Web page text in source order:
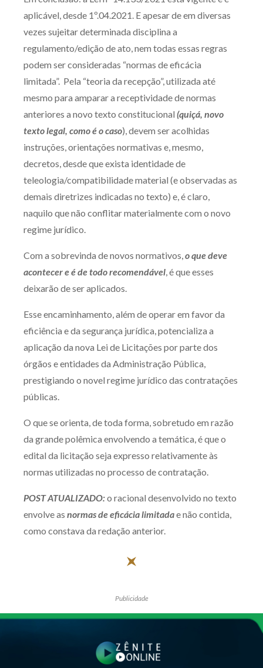
aplicável, desde 1º.04.2021. E apesar de em diversas
vezes sujeitar determinada disciplina a
regulamento/edição de ato, nem todas essas regras
podem ser consideradas “normas de eficácia
limitada”. Pela “teoria da recepção”, utilizada até
mesmo para amparar a receptividade de normas
anteriores a novo texto constitucional (quiçá, novo
texto legal, como é o caso), devem ser acolhidas
instruções, orientações normativas e, mesmo,
decretos, desde que exista identidade de
teleologia/compatibilidade material (e observadas as
demais diretrizes indicadas no texto) e, é claro,
naquilo que não conflitar materialmente com o novo
regime jurídico.
Com a sobrevinda de novos normativos,o que deve
acontecer e é de todo recomendável, é que esses
deixarão de ser aplicados.
Esse encaminhamento, além de operar em favor da
eficiência e da segurança jurídica, potencializa a
aplicação da nova Lei de Licitações por parte dos
órgãos e entidades da Administração Pública,
prestigiando o novel regime jurídico das contratações
públicas.
O que se orienta, de toda forma, sobretudo em razão
da grande polêmica envolvendo a temática, é que o
edital da licitação seja expresso relativamente às
normas utilizadas no processo de contratação.
POST ATUALIZADO:o racional desenvolvido no texto
envolve as normas de eficácia limitadae não contida,
como constava da redação anterior.
Publicidade